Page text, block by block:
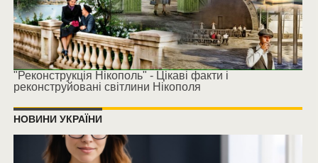
"Реконструкція Нікополь" - Цікаві факти і
реконструйовані світлини Нікополя
НОВИНИ УКРАЇНИ